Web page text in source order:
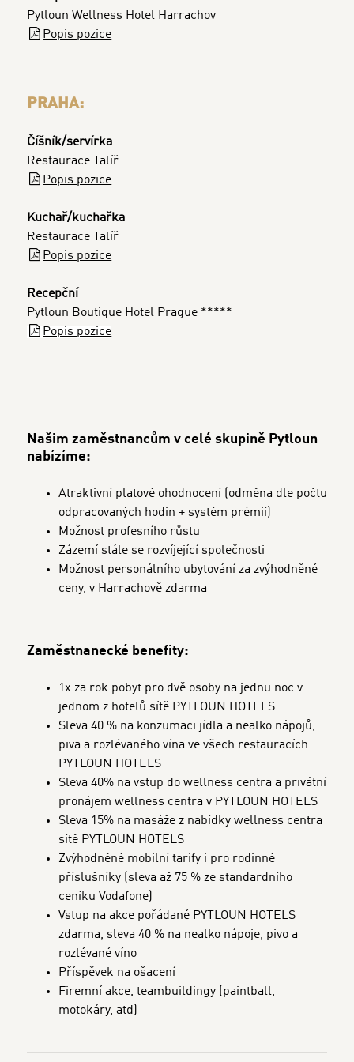
Pytloun Wellness Hotel Harrachov
Popis pozice
PRAHA:
Číšník/servírka
Restaurace Talíř
Popis pozice
Kuchař/kuchařka
Restaurace Talíř
Popis pozice
Recepční
Pytloun Boutique Hotel Prague *****
Popis pozice
Našim zaměstnancům v celé skupině Pytloun
nabízíme:
Atraktivní platové ohodnocení (odměna dle počtu
odpracovaných hodin + systém prémií)
Možnost profesního růstu
Zázemí stále se rozvíjející společnosti
Možnost personálního ubytování za zvýhodněné
ceny, v Harrachově zdarma
Zaměstnanecké benefity:
1x za rok pobyt pro dvě osoby na jednu noc v
jednom z hotelů sítě PYTLOUN HOTELS
Sleva 40 % na konzumaci jídla a nealko nápojů,
piva a rozlévaného vína ve všech restauracích
PYTLOUN HOTELS
Sleva 40% na vstup do wellness centra a privátní
pronájem wellness centra v PYTLOUN HOTELS
Sleva 15% na masáže z nabídky wellness centra
sítě PYTLOUN HOTELS
Zvýhodněné mobilní tarify i pro rodinné
příslušníky (sleva až 75 % ze standardního
ceníku Vodafone)
Vstup na akce pořádané PYTLOUN HOTELS
zdarma, sleva 40 % na nealko nápoje, pivo a
rozlévané víno
Příspěvek na ošacení
Firemní akce, teambuildingy (paintball,
motokáry, atd)